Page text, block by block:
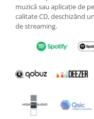
muzică sau aplicație de
calitate CD, deschizând
de streaming.